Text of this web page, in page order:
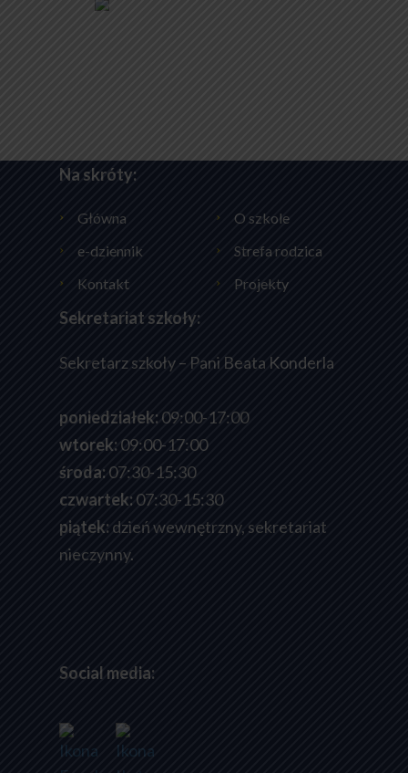
Na skróty:
Główna
O szkole
e-dziennik
Strefa rodzica
Kontakt
Projekty
Sekretariat szkoły:
Sekretarz szkoły – Pani Beata Konderla
poniedziałek: 09:00-17:00
wtorek: 09:00-17:00
środa: 07:30-15:30
czwartek: 07:30-15:30
piątek: dzień wewnętrzny, sekretariat
nieczynny.
Social media: